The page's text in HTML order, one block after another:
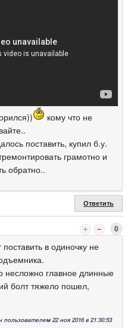
кому что не
поставить, купил б.у.
грамотно и
обратно..
Ответить
0
в одиночку не
несложно главное длинные
болт тяжело пошел,
22 ноя 2016 в 21:30:53